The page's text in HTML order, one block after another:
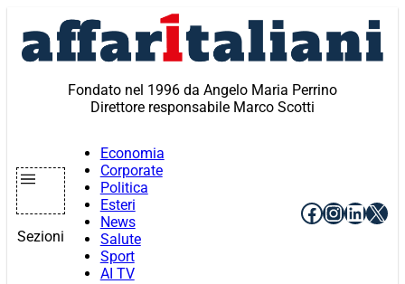
contenuto
Fondato nel 1996 da Angelo Maria Perrino
Direttore responsabile Marco Scotti
Sezioni
Economia
Corporate
Politica
Esteri
News
Salute
Sport
AI TV
Facebook
X